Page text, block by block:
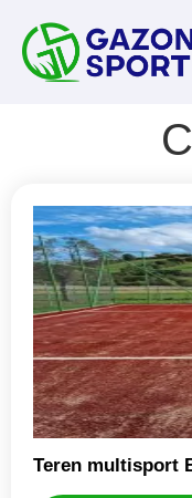
Teren multisport